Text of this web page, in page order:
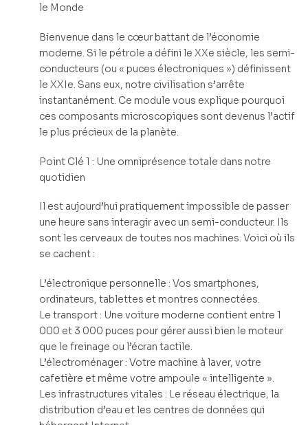
le Monde
Bienvenue dans le cœur battant de l’économie
moderne. Si le pétrole a défini le XXe siècle, les semi-
conducteurs (ou « puces électroniques ») définissent
le XXIe. Sans eux, notre civilisation s’arrête
instantanément. Ce module vous explique pourquoi
ces composants microscopiques sont devenus l’actif
le plus précieux de la planète.
Point Clé 1 : Une omniprésence totale dans notre
quotidien
Il est aujourd’hui pratiquement impossible de passer
une heure sans interagir avec un semi-conducteur. Ils
sont les cerveaux de toutes nos machines. Voici où ils
se cachent :
L’électronique personnelle : Vos smartphones,
ordinateurs, tablettes et montres connectées.
Le transport : Une voiture moderne contient entre 1
000 et 3 000 puces pour gérer aussi bien le moteur
que le freinage ou l’écran tactile.
L’électroménager : Votre machine à laver, votre
cafetière et même votre ampoule « intelligente ».
Les infrastructures vitales : Le réseau électrique, la
distribution d’eau et les centres de données qui